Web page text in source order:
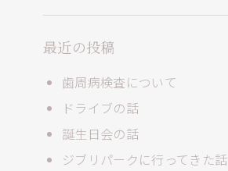
最近の投稿
歯周病検査について
ドライブの話
誕生日会の話
ジブリパークに行ってきた話